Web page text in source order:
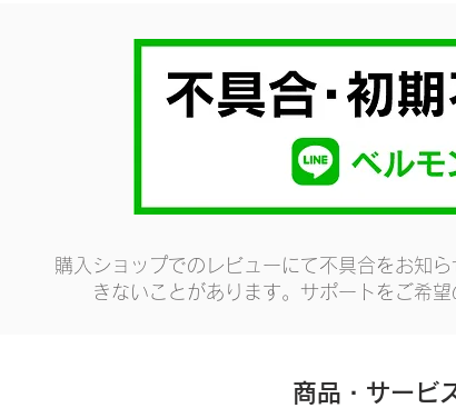
購入ショップでのレビューにて不具合をお知
きないことがあります。サポートをご希
商品・サービ